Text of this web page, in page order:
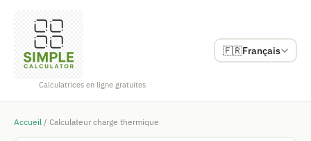
Calculatrices en ligne gratuites
🇫🇷Français
Accueil / Calculateur charge thermique